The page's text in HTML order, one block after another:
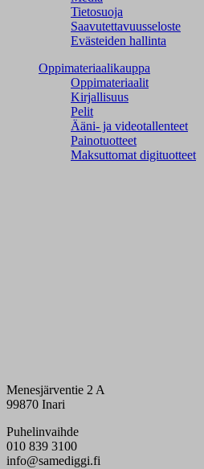
Tietosuoja
Saavutettavuusseloste
Evästeiden hallinta
Oppimateriaalikauppa
Oppimateriaalit
Kirjallisuus
Pelit
Ääni- ja videotallenteet
Painotuotteet
Maksuttomat digituotteet
Menesjärventie 2 A
99870 Inari
Puhelinvaihde
010 839 3100
info@samediggi.fi